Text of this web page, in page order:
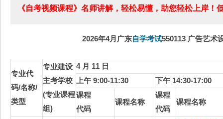
《自考视频课程》名师讲解，轻松易懂，助您轻松上岸！
2026年4月广东自学考试550113 广告艺术
专业代
码/名称/
类型
专业建设
主考学校
(专业课程
组)
4 月 11 日
上午 9:00-11:30
下午 14:30-17:00
课程
代码
课程名称
课程
代码
课程名称